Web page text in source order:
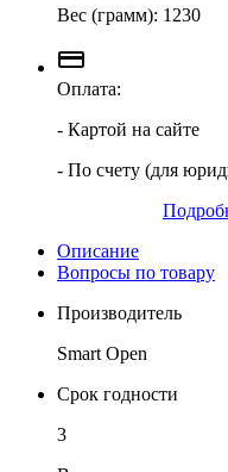
Вес (грамм): 1230
Оплата:
- Картой на сайте
- По счету (для
Описание
Вопросы по товару
Производитель
Smart Open
Срок годности
3